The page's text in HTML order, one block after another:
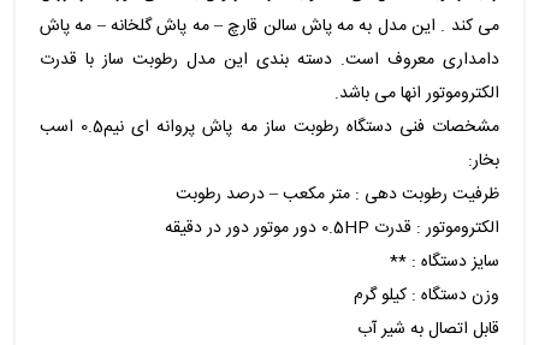
می کند . این مدل به مه پاش سالن قارچ – مه پاش گلخانه – مه پاش
دامداری معروف است. دسته بندی این مدل رطوبت ساز با قدرت
الکتروموتور انها می باشد.
مشخصات فنی دستگاه رطوبت ساز مه پاش پروانه ای نیم0.5 اسب
بخار:
ظرفیت رطوبت دهی : متر مکعب – درصد رطوبت
الکتروموتور : قدرت 0.5HP دور موتور دور در دقیقه
سایز دستگاه : **
وزن دستگاه : کیلو گرم
قابل اتصال به شیر آب